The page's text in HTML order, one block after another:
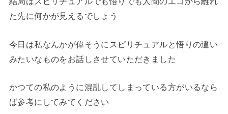
た先に何かが見えるでしょう
今日は私なんかが偉そうにスピリチュアルと悟りの違い
みたいなものをお話しさせていただきました
かつての私のように混乱してしまっている方がいるなら
ば参考にしてみてください